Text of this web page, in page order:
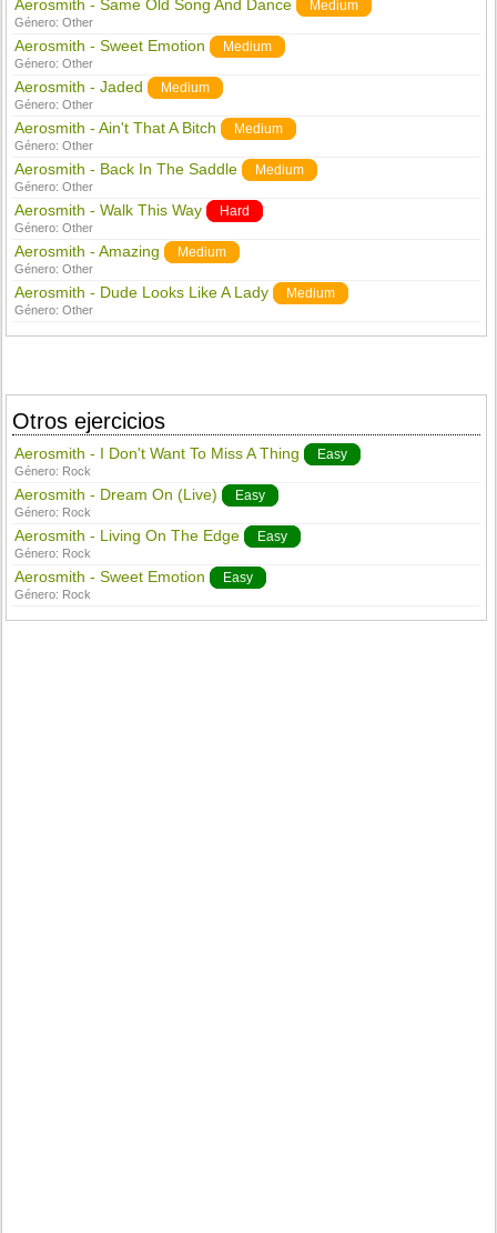
Aerosmith - Same Old Song And Dance Medium
Género:Other
Aerosmith - Sweet Emotion Medium
Género:Other
Aerosmith - Jaded Medium
Género:Other
Aerosmith - Ain't That A Bitch Medium
Género:Other
Aerosmith - Back In The Saddle Medium
Género:Other
Aerosmith - Walk This Way Hard
Género:Other
Aerosmith - Amazing Medium
Género:Other
Aerosmith - Dude Looks Like A Lady Medium
Género:Other
Otros ejercicios
Aerosmith - I Don't Want To Miss A Thing Easy
Género: Rock
Aerosmith - Dream On (Live) Easy
Género: Rock
Aerosmith - Living On The Edge Easy
Género: Rock
Aerosmith - Sweet Emotion Easy
Género: Rock